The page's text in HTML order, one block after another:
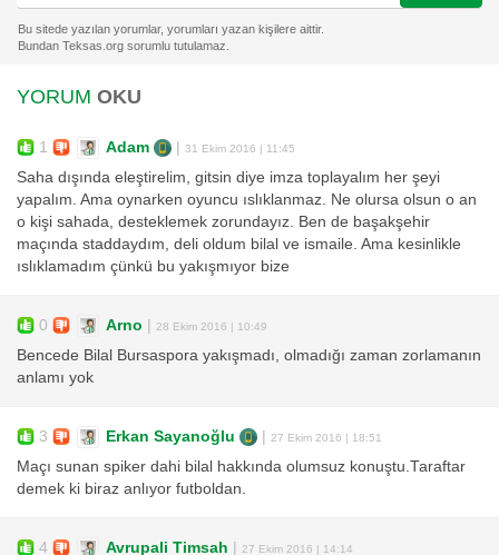
YORUM OKU
1 Adam 31 Ekim 2016 | 11:45
Saha dışında eleştirelim, gitsin diye imza toplayalım her şeyi
yapalım. Ama oynarken oyuncu ıslıklanmaz. Ne olursa olsun o an
o kişi sahada, desteklemek zorundayız. Ben de başakşehir
maçında staddaydım, deli oldum bilal ve ismaile. Ama kesinlikle
ıslıklamadım çünkü bu yakışmıyor bize
0 Arno 28 Ekim 2016 | 10:49
Bencede Bilal Bursaspora yakışmadı, olmadığı zaman zorlamanın
anlamı yok
3 Erkan Sayanoğlu 27 Ekim 2016 | 18:51
Maçı sunan spiker dahi bilal hakkında olumsuz konuştu.Taraftar
demek ki biraz anlıyor futboldan.
4 Avrupali Timsah 27 Ekim 2016 | 14:14